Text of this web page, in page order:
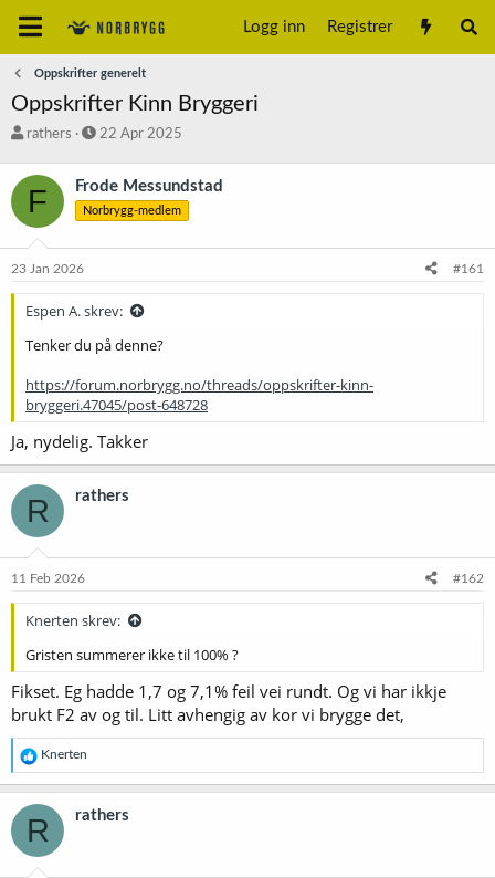
Logg inn Registrer
Oppskrifter generelt
Oppskrifter Kinn Bryggeri
T
å
d
s
a
r
t
e
rathers
S
r
t
a
o
22 Apr 2025
F Frode Messundstad
Norbrygg-medlem
23 Jan 2026 #161
Espen A. skrev:
Tenker du på denne?
https://forum.norbrygg.no/threads/oppskrifter-kinn-
bryggeri.47045/post-648728
Ja, nydelig. Takker
R rathers
11 Feb 2026 #162
Knerten skrev:
Gristen summerer ikke til 100% ?
Fikset. Eg hadde 1,7 og 7,1% feil vei rundt. Og vi har ikkje
brukt F2 av og til. Litt avhengig av kor vi brygge det,
R
e
a
k
s
j
o
Knerten
R rathers